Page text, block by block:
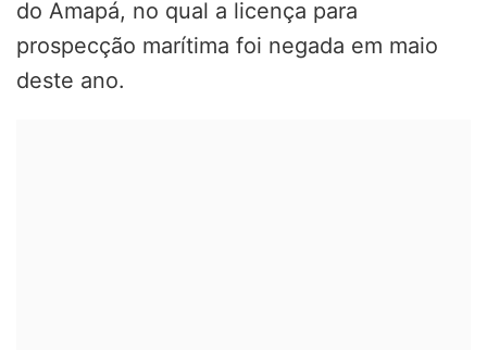
do Amapá, no qual a licença para
prospecção marítima foi negada em maio
deste ano.